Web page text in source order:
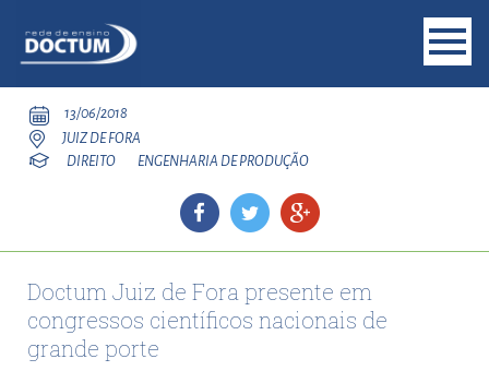
13/06/2018
JUIZ DE FORA
DIREITO
ENGENHARIA DE PRODUÇÃO
Doctum Juiz de Fora presente em
congressos científicos nacionais de
grande porte